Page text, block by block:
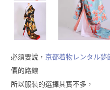
必須要說， 京都着物レンタル夢
價的路線
所以服裝的選擇其實不多，